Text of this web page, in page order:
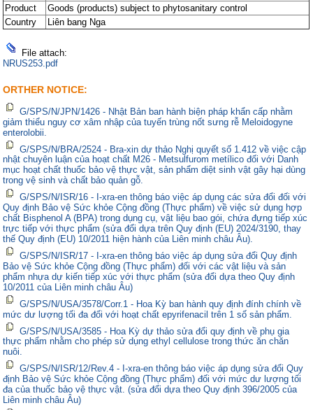
Product
Goods (products) subject to phytosanitary control
Country
Liên bang Nga
File attach:
NRUS253.pdf
ORTHER NOTICE:
G/SPS/N/JPN/1426 - Nhật Bản ban hành biện pháp khẩn cấp nhằm
giảm thiểu nguy cơ xâm nhập của tuyến trùng nốt sưng rễ Meloidogyne
enterolobii.
G/SPS/N/BRA/2524 - Bra-xin dự thảo Nghị quyết số 1.412 về việc cập
nhật chuyên luận của hoạt chất M26 - Metsulfurom metílico đối với Danh
mục hoạt chất thuốc bảo vệ thực vật, sản phẩm diệt sinh vật gây hại dùng
trong vệ sinh và chất bảo quản gỗ.
G/SPS/N/ISR/16 - I-xra-en thông báo việc áp dụng các sửa đổi đối với
Quy định Bảo vệ Sức khỏe Cộng đồng (Thực phẩm) về việc sử dụng hợp
chất Bisphenol A (BPA) trong dụng cụ, vật liệu bao gói, chứa đựng tiếp xúc
trực tiếp với thực phẩm (sửa đổi dựa trên Quy định (EU) 2024/3190, thay
thế Quy định (EU) 10/2011 hiện hành của Liên minh châu Âu).
G/SPS/N/ISR/17 - I-xra-en thông báo việc áp dụng sửa đổi Quy định
Bảo vệ Sức khỏe Cộng đồng (Thực phẩm) đối với các vật liệu và sản
phẩm nhựa dự kiến tiếp xúc với thực phẩm (sửa đổi dựa theo Quy định
10/2011 của Liên minh châu Âu)
G/SPS/N/USA/3578/Corr.1 - Hoa Kỳ ban hành quy định đính chính về
mức dư lượng tối đa đối với hoạt chất epyrifenacil trên 1 số sản phẩm.
G/SPS/N/USA/3585 - Hoa Kỳ dự thảo sửa đổi quy định về phụ gia
thực phẩm nhằm cho phép sử dụng ethyl cellulose trong thức ăn chăn
nuôi.
G/SPS/N/ISR/12/Rev.4 - I-xra-en thông báo việc áp dụng sửa đổi Quy
định Bảo vệ Sức khỏe Cộng đồng (Thực phẩm) đối với mức dư lượng tối
đa của thuốc bảo vệ thực vật. (sửa đổi dựa theo Quy định 396/2005 của
Liên minh châu Âu)